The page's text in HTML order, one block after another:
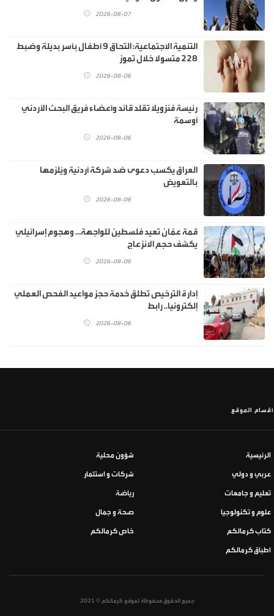
2026-08-07
‏التنمية الاجتماعية: التحاق 9 أطفال بأسر بديلة وضبط
228 متسولا خلال تموز
2026-08-06
رئيسة فنزويلا تقلد قائد وأعضاء فريق البحث الأردني
أوسمة
2026-08-06
العراق يكسب دعوى ضد شركة أردنية ويُلزمها
بالتعويض
2026-08-06
قمة عمّان تعيد فلسطين للواجهة… وهجوم إسرائيلي
يكشف حجم الانزعاج
2026-08-06
إدارة الترخيص تطلق خدمة حجز مواعيد الفحص العملي
إلكترونيا.. رابط
2026-08-06
أقسام الموقع
الرئيسية شؤون محلية
عربي و دولي شركات و استثمار
تعليم و جامعات رياضة
علوم و تكنولوجيا صحة و جمال
كتاب كرمالكم خاص كرمالكم
اطباق كرمالكم
جميع الحقوق محفوظة لموقع كرمالكم © 2021